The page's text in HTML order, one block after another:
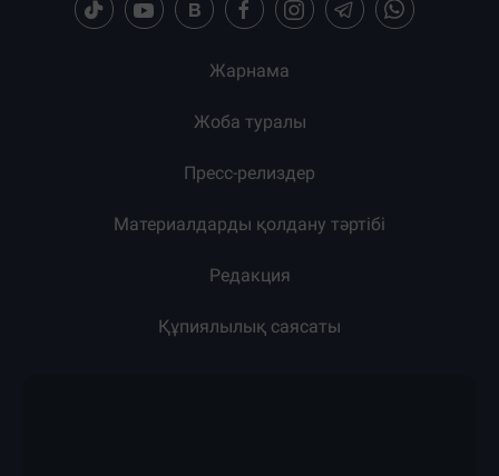
Жарнама
Жоба туралы
Пресс-релиздер
Материалдарды қолдану тәртібі
Редакция
Құпиялылық саясаты